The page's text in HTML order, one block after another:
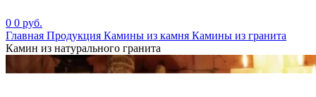
0 0 руб.
Главная Продукция Камины из камня Камины из гранита
Камин из натурального гранита